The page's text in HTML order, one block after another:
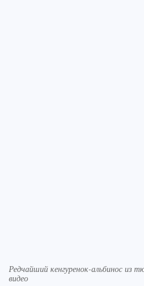
Редчайший кенгуренок-альбинос из
видео